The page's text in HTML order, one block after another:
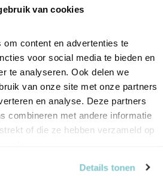
van cookies
om content en advertenties te
voor social media te bieden en
te analyseren. Ook delen we
van onze site met onze partners
en analyse. Deze partners
combineren met andere informatie
of die ze hebben verzameld op
Details tonen
nieuws, inspiratie, acties en tips
van Vogelbescherming.